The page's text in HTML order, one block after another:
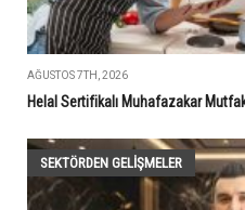
AĞUSTOS 7TH, 2026
Helal Sertifikalı Muhafazakar
SEKTÖRDEN GELIŞMELER